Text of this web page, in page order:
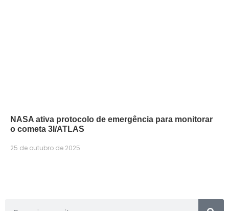
NASA ativa protocolo de emergência para monitorar
o cometa 3I/ATLAS
25 de outubro de 2025